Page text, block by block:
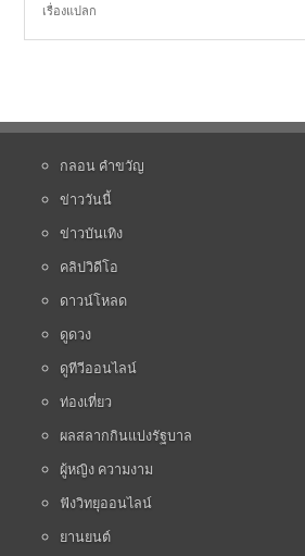
เรื่องแปลก
กลอน คำขวัญ
ข่าววันนี้
ข่าวบันเทิง
คลิปวิดีโอ
ดาวน์โหลด
ดูดวง
ดูทีวีออนไลน์
ท่องเที่ยว
ผลสลากกินแบ่งรัฐบาล
ผู้หญิง ความงาม
ฟังวิทยุออนไลน์
ยานยนต์